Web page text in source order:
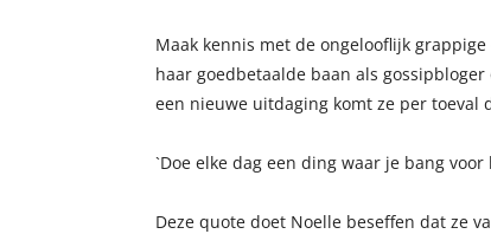
Maak kennis met de ongelooflijk
haar goedbetaalde baan als
een nieuwe uitdaging komt ze per toeval
`Doe elke dag een ding waar je bang voor
Deze quote doet Noelle beseffen dat ze